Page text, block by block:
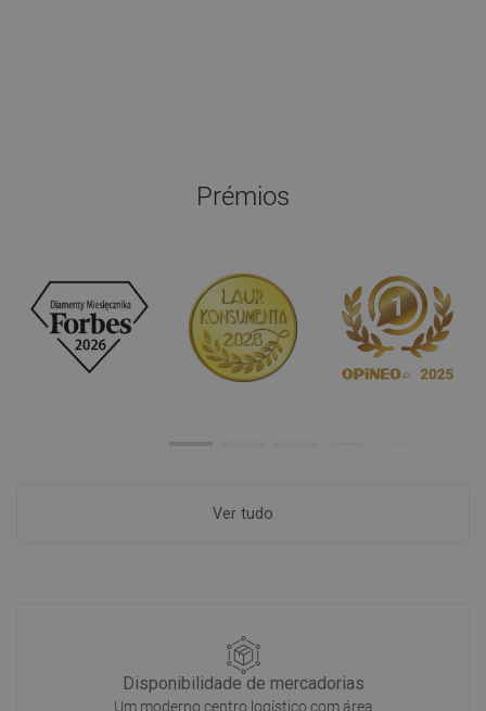
Prémios
Ver tudo
Disponibilidade de mercadorias
Um moderno centro logístico com área